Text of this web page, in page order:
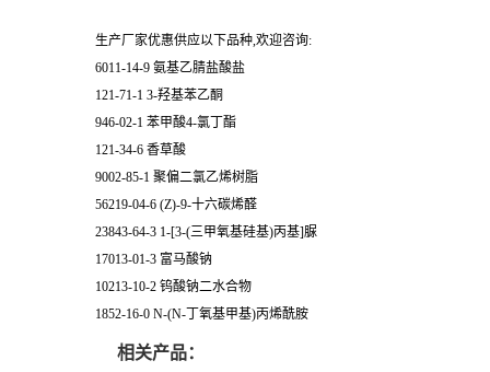
生产厂家优惠供应以下品种,欢迎咨询:
6011-14-9 氨基乙腈盐酸盐
121-71-1 3-羟基苯乙酮
946-02-1 苯甲酸4-氯丁酯
121-34-6 香草酸
9002-85-1 聚偏二氯乙烯树脂
56219-04-6 (Z)-9-十六碳烯醛
23843-64-3 1-[3-(三甲氧基硅基)丙基]脲
17013-01-3 富马酸钠
10213-10-2 钨酸钠二水合物
1852-16-0 N-(N-丁氧基甲基)丙烯酰胺
相关产品：